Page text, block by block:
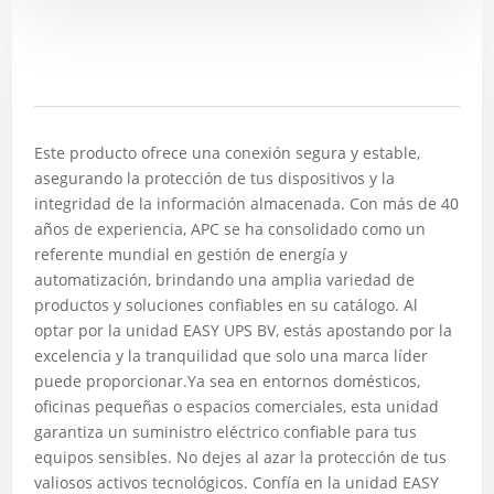
Este producto ofrece una conexión segura y estable,
asegurando la protección de tus dispositivos y la
integridad de la información almacenada. Con más de 40
años de experiencia, APC se ha consolidado como un
referente mundial en gestión de energía y
automatización, brindando una amplia variedad de
productos y soluciones confiables en su catálogo. Al
optar por la unidad EASY UPS BV, estás apostando por la
excelencia y la tranquilidad que solo una marca líder
puede proporcionar.Ya sea en entornos domésticos,
oficinas pequeñas o espacios comerciales, esta unidad
garantiza un suministro eléctrico confiable para tus
equipos sensibles. No dejes al azar la protección de tus
valiosos activos tecnológicos. Confía en la unidad EASY